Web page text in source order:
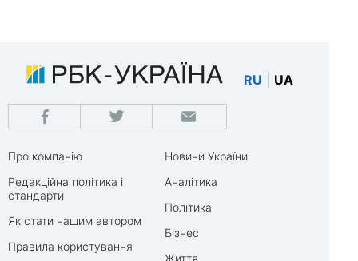
RU UA
Про компанію
Редакційна політика і
стандарти
Як стати нашим автором
Правила користування
Новини України
Аналітика
Політика
Бізнес
Життя